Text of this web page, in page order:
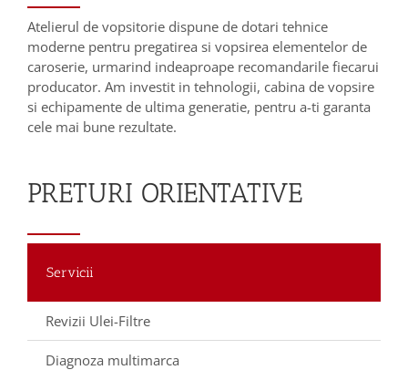
Atelierul de vopsitorie dispune de dotari tehnice
moderne pentru pregatirea si vopsirea elementelor de
caroserie, urmarind indeaproape recomandarile fiecarui
producator. Am investit in tehnologii, cabina de vopsire
si echipamente de ultima generatie, pentru a-ti garanta
cele mai bune rezultate.
PRETURI ORIENTATIVE
Servicii
Revizii Ulei-Filtre
Diagnoza multimarca